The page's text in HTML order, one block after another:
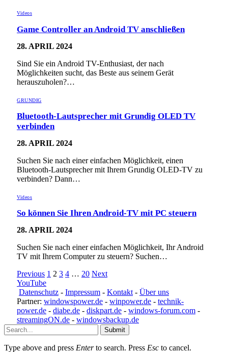
Videos
Game Controller an Android TV anschließen
28. APRIL 2024
Sind Sie ein Android TV-Enthusiast, der nach
Möglichkeiten sucht, das Beste aus seinem Gerät
herauszuholen?…
GRUNDIG
Bluetooth-Lautsprecher mit Grundig OLED TV
verbinden
28. APRIL 2024
Suchen Sie nach einer einfachen Möglichkeit, einen
Bluetooth-Lautsprecher mit Ihrem Grundig OLED-TV zu
verbinden? Dann…
Videos
So können Sie Ihren Android-TV mit PC steuern
28. APRIL 2024
Suchen Sie nach einer einfachen Möglichkeit, Ihr Android
TV mit Ihrem Computer zu steuern? Suchen…
Previous 1 2 3 4 … 20 Next
YouTube
Datenschutz - Impressum - Kontakt - Über uns
Partner: windowspower.de - winpower.de - technik-
power.de - diabe.de - diskpart.de - windows-forum.com -
streamingON.de - windowsbackup.de
Submit
Type above and press Enterto search. Press Esc to cancel.